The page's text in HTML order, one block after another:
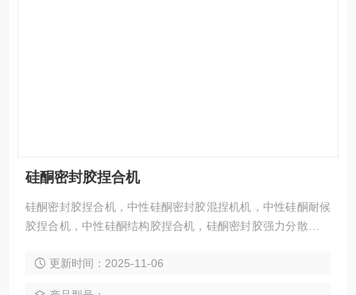
硅酮密封胶捏合机
硅酮密封胶捏合机，中性硅酮密封胶混捏机机，中性硅酮耐候
胶捏合机，中性硅酮结构胶捏合机，硅酮密封胶强力分散机，
胶设备，中性硅酮密封胶设备，中性硅酮耐候胶设备，硅酮胶
更新时间：2025-11-06